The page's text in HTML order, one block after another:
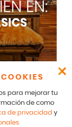
para mejorar tu
de como
de privacidad y
E mail: